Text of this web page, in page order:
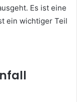
Es ist eine
ein wichtiger Teil